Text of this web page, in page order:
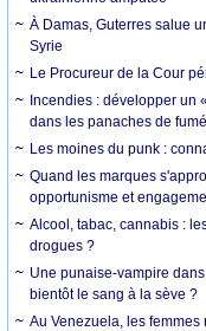
À Damas, Guterres salue
Syrie
Le Procureur de la Cour
Incendies : développer un
dans les panaches de
Les moines du punk :
Quand les marques
opportunisme et
Alcool, tabac, cannabis :
drogues ?
Une punaise-vampire
bientôt le sang à la sève ?
Au Venezuela, les